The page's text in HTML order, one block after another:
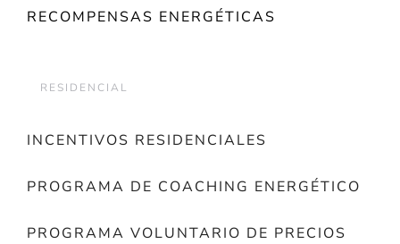
RECOMPENSAS ENERGÉTICAS
RESIDENCIAL
INCENTIVOS RESIDENCIALES
PROGRAMA DE COACHING ENERGÉTICO
PROGRAMA VOLUNTARIO DE PRECIOS